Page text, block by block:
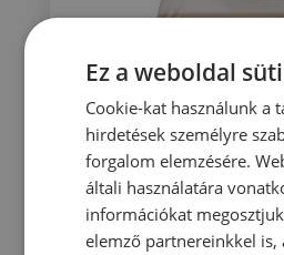
Ez a weboldal
Cookie-kat használunk a
hirdetések személyre
forgalom elemzésére.
általi használatára
információkat
elemző partnereinkkel is,